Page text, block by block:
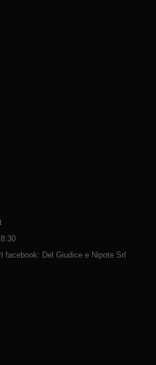
facebook: Del Giudice e Nipote Srl